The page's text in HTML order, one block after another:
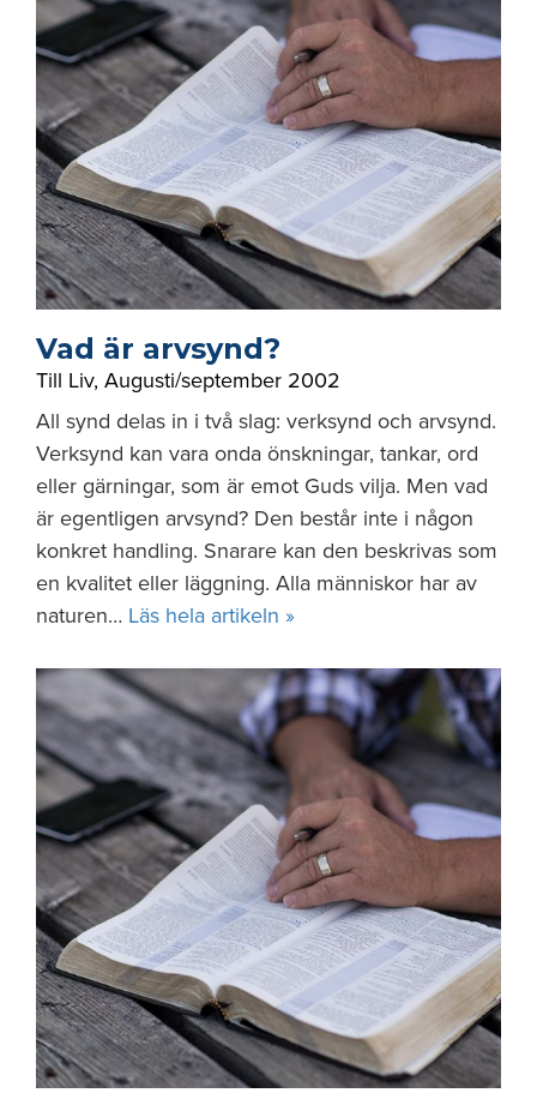
Vad är arvsynd?
Till Liv, Augusti/september 2002
All synd delas in i två slag: verksynd och arvsynd.
Verksynd kan vara onda önskningar, tankar, ord
eller gärningar, som är emot Guds vilja. Men vad
är egentligen arvsynd? Den består inte i någon
konkret handling. Snarare kan den beskrivas som
en kvalitet eller läggning. Alla människor har av
naturen… Läs hela artikeln »